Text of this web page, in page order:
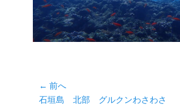
投
稿
← 前へ
前
石垣島 北部 グルクンわさわさ